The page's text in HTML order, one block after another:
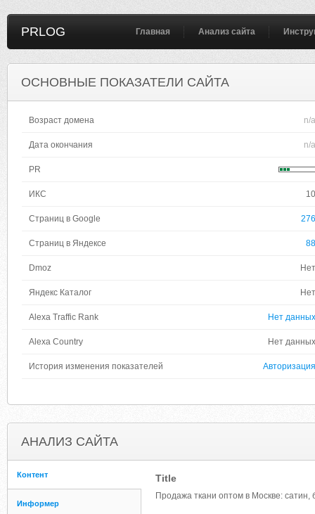
PRLOG Главная Анализ сайта
ОСНОВНЫЕ ПОКАЗАТЕЛИ САЙТА
Возраст домена n/a
Дата окончания n/a
PR
ИКС 10
Страниц в Google 276
Страниц в Яндексе 88
Dmoz Нет
Яндекс Каталог Нет
Alexa Traffic Rank Нет данных
Alexa Country Нет данных
История изменения показателей Авторизация
АНАЛИЗ САЙТА
Контент
Информер
Title
Продажа ткани оптом в Москве: сатин,